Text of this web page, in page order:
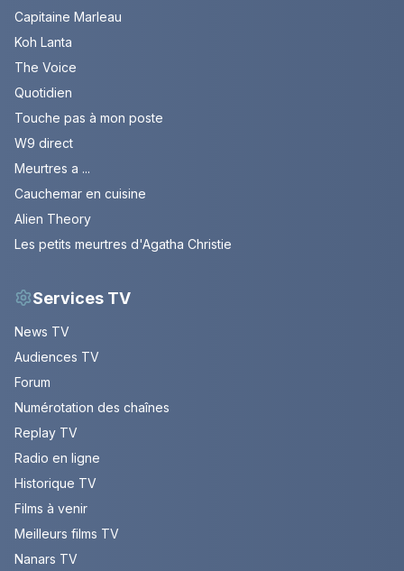
Capitaine Marleau
Koh Lanta
The Voice
Quotidien
Touche pas à mon poste
W9 direct
Meurtres a ...
Cauchemar en cuisine
Alien Theory
Les petits meurtres d'Agatha Christie
Services TV
News TV
Audiences TV
Forum
Numérotation des chaînes
Replay TV
Radio en ligne
Historique TV
Films à venir
Meilleurs films TV
Nanars TV